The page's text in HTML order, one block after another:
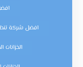
افضل شركة
الخزانات